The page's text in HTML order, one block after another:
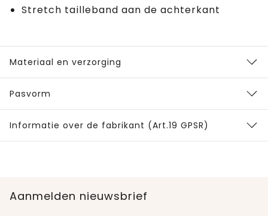
Stretch tailleband aan de achterkant
Materiaal en verzorging
Pasvorm
Informatie over de fabrikant (Art.19 GPSR)
Aanmelden nieuwsbrief